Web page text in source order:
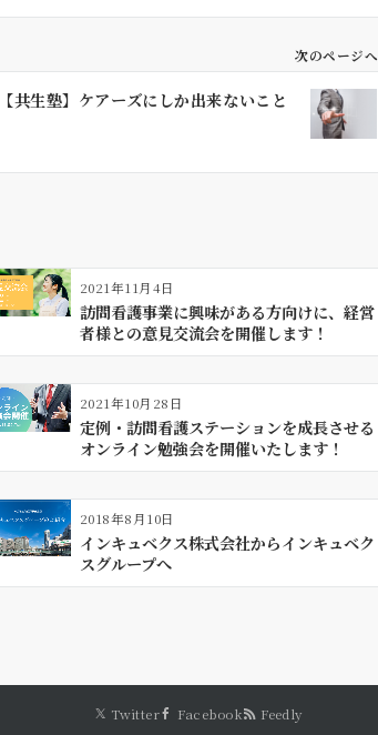
次のページへ
【共生塾】ケアーズにしか出来ないこと
2021年11月4日
訪問看護事業に興味がある方向けに、経営
者様との意見交流会を開催します！
2021年10月28日
定例・訪問看護ステーションを成長させる
オンライン勉強会を開催いたします！
2018年8月10日
インキュベクス株式会社からインキュベク
スグループへ
Twitter Facebook Feedly